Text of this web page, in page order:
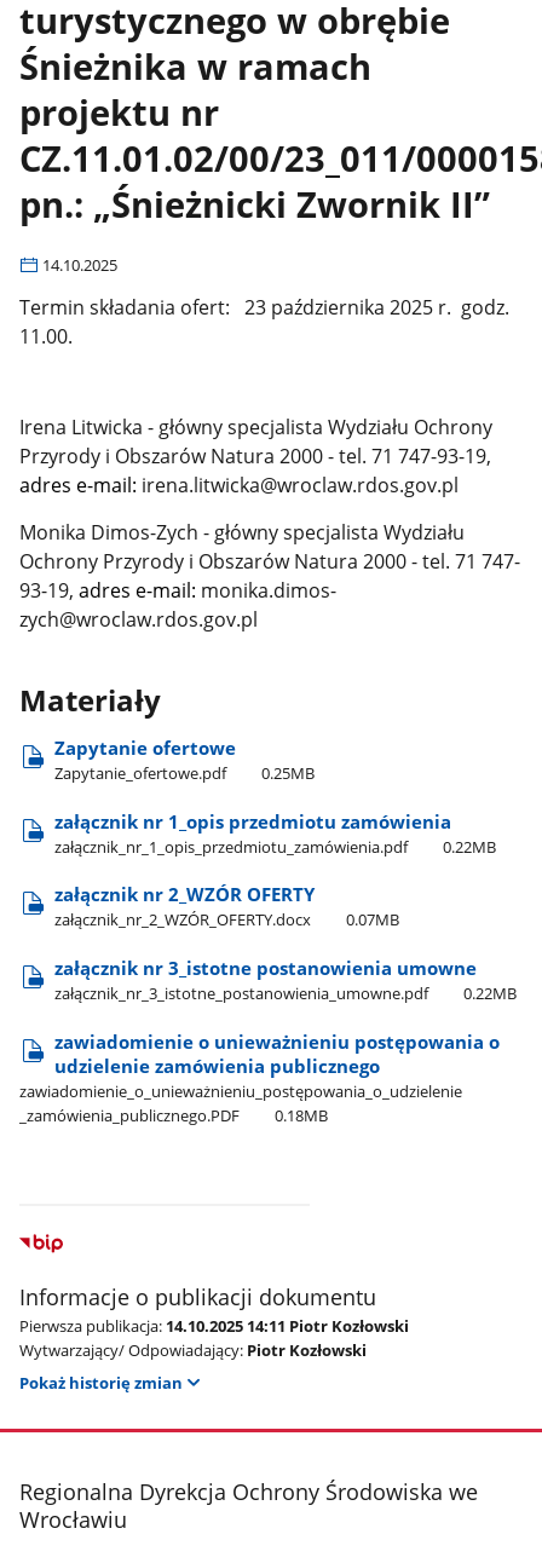
turystycznego w obrębie
Śnieżnika w ramach
projektu nr
CZ.11.01.02/00/23_011/
pn.: „Śnieżnicki Zwornik II”
14.10.2025
Termin składania ofert: 23 października 2025 r. godz.
11.00.
Irena Litwicka - główny specjalista Wydziału Ochrony
Przyrody i Obszarów Natura 2000 - tel. 71 747-93-19,
adres e-mail: irena.litwicka@wroclaw.rdos.gov.pl
Monika Dimos-Zych - główny specjalista Wydziału
Ochrony Przyrody i Obszarów Natura 2000 - tel. 71 747-
93-19,adres e-mail: monika.dimos-
zych@wroclaw.rdos.gov.pl
Materiały
Zapytanie ofertowe
Zapytanie​_ofertowe.pdf 0.25MB
załącznik nr 1​_opis przedmiotu zamówienia
załącznik​_nr​_1​_opis​_przedmiotu​_zamówienia.pdf 0.22MB
załącznik nr 2​_WZÓR OFERTY
załącznik​_nr​_2​_WZÓR​_OFERTY.docx 0.07MB
załącznik nr 3​_istotne postanowienia umowne
załącznik​_nr​_3​_istotne​_postanowienia​_umowne.pdf 0.22MB
zawiadomienie o unieważnieniu postępowania o
udzielenie zamówienia publicznego
zawiadomienie​_o​_unieważnieniu​_postępowania​_o​_udzielenie​
_zamówienia​_publicznego.PDF
0.18MB
Informacje o publikacji dokumentu
Pierwsza publikacja: 14.10.2025 14:11 Piotr Kozłowski
Wytwarzający/ Odpowiadający: Piotr Kozłowski
Pokaż historię zmian
stopka
Regionalna Dyrekcja Ochrony Środowiska we
Wrocławiu